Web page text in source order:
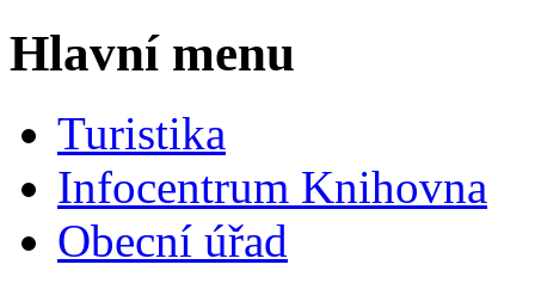
Hlavní menu
Turistika
Infocentrum Knihovna
Obecní úřad